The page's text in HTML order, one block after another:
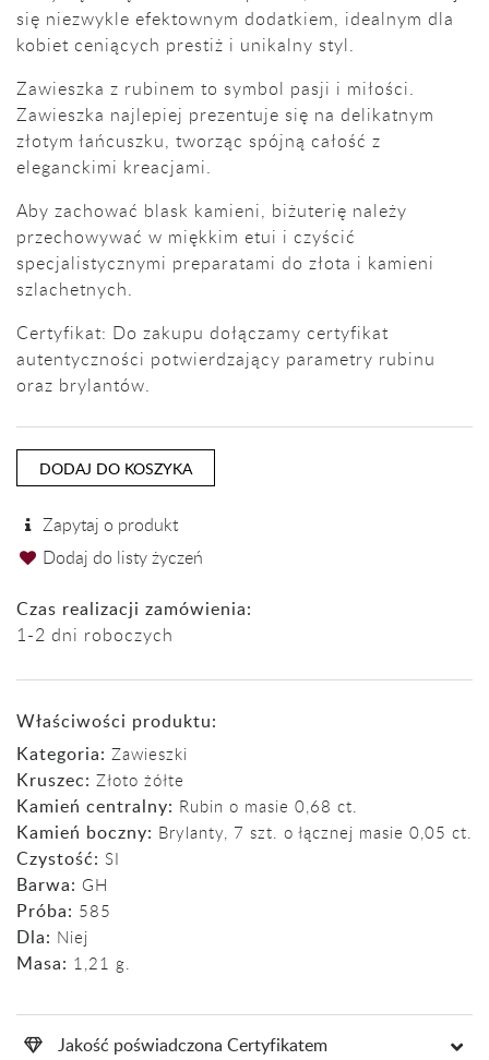
się niezwykle efektownym dodatkiem, idealnym dla
kobiet ceniących prestiż i unikalny styl.
Zawieszka z rubinem to symbol pasji i miłości.
Zawieszka najlepiej prezentuje się na delikatnym
złotym łańcuszku, tworząc spójną całość z
eleganckimi kreacjami.
Aby zachować blask kamieni, biżuterię należy
przechowywać w miękkim etui i czyścić
specjalistycznymi preparatami do złota i kamieni
szlachetnych.
Certyfikat: Do zakupu dołączamy certyfikat
autentyczności potwierdzający parametry rubinu
oraz brylantów.
DODAJ DO KOSZYKA
Zapytaj o produkt
Dodaj do listy życzeń
Czas realizacji zamówienia:
1-2 dni roboczych
Właściwości produktu:
Kategoria: Zawieszki
Kruszec: Złoto żółte
Kamień centralny: Rubin o masie 0,68 ct.
Kamień boczny: Brylanty, 7 szt. o łącznej masie 0,05 ct.
Czystość: SI
Barwa: GH
Próba: 585
Dla: Niej
Masa: 1,21 g.
Jakość poświadczona Certyfikatem